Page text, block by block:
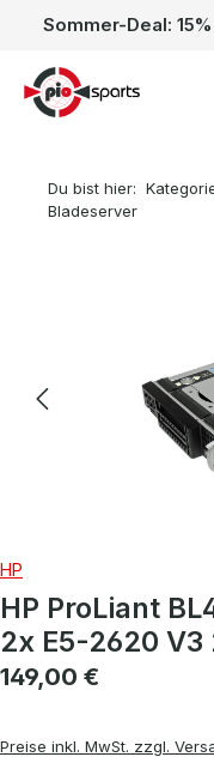
Zum Hauptinhalt
Du bist hier:
Bladeserver
HP
HP ProLiant
2x E5-2620 V3
Regulärer Preis:
149,00 €
Preise inkl. MwSt. zzgl.